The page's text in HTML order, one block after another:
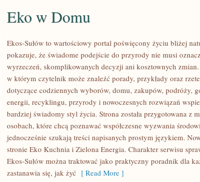
DOMU
Eko w Domu
Ekos-Sułów to wartościowy portal poświęcony życiu bliżej
pokazuje, że świadome podejście do przyrody nie musi
wyrzeczeń, skomplikowanych decyzji ani kosztownych
w którym czytelnik może znaleźć porady, przykłady oraz
dotyczące codziennych wyborów, domu, zakupów, podróży,
energii, recyklingu, przyrody i nowoczesnych rozwiązań
bardziej świadomy styl życia. Strona została przygotowana z
osobach, które chcą poznawać współczesne wyzwania
jednocześnie szukają treści napisanych prostym językiem.
stronie Eko Kuchnia i Zielona Energia. Charakter serwisu
Ekos-Sułów można traktować jako praktyczny poradnik dla
zastanawia się, jak żyć [ Read More ]